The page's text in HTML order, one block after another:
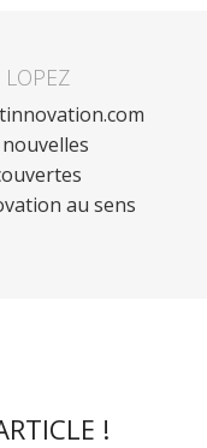
LOPEZ
au sens
!